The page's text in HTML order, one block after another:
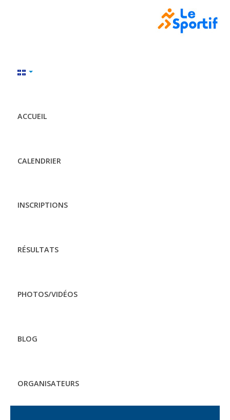
ACCUEIL
CALENDRIER
INSCRIPTIONS
RÉSULTATS
PHOTOS/VIDÉOS
BLOG
ORGANISATEURS